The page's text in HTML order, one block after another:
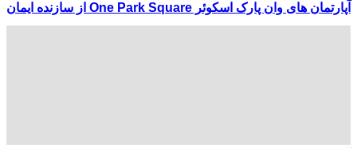
آپارتمان های وان پارک اسکوئر One Park Square از سازنده ایمان